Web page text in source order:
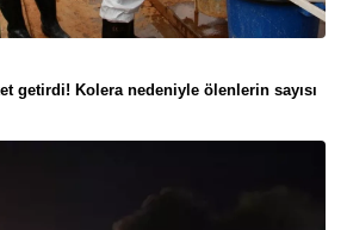
getirdi! Kolera nedeniyle ölenlerin sayısı